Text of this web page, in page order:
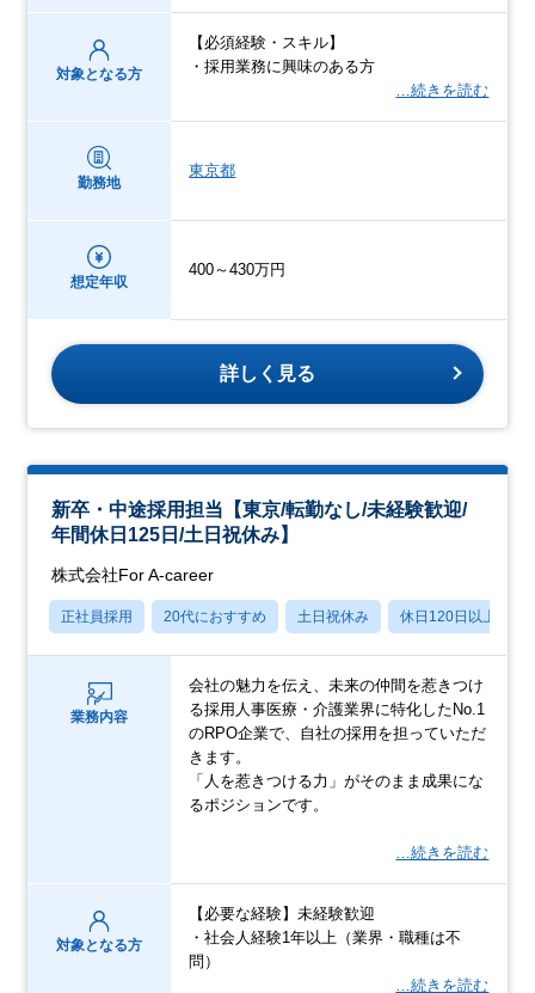
対象となる方
【必須経験・スキル】
・採用業務に興味のある方
…続きを読む
勤務地
東京都
想定年収
400～430万円
詳しく見る
新卒・中途採用担当【東京/転勤なし/未経験歓迎/
年間休日125日/土日祝休み】
株式会社For A-career
正社員採用 20代におすすめ 土日祝休み 休日120日以上
業務内容
会社の魅力を伝え、未来の仲間を惹きつけ
る採用人事医療・介護業界に特化したNo.1
のRPO企業で、自社の採用を担っていただ
きます。
「人を惹きつける力」がそのまま成果にな
るポジションです。
…続きを読む
対象となる方
【必要な経験】未経験歓迎
・社会人経験1年以上（業界・職種は不
問）
…続きを読む